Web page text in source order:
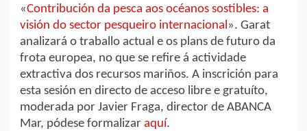
«Contribución da pesca aos océanos sostibles: a
visión do sector pesqueiro internacional». Garat
analizará o traballo actual e os plans de futuro da
frota europea, no que se refire á actividade
extractiva dos recursos mariños. A inscrición para
esta sesión en directo de acceso libre e gratuíto,
moderada por Javier Fraga, director de ABANCA
Mar, pódese formalizar aquí.